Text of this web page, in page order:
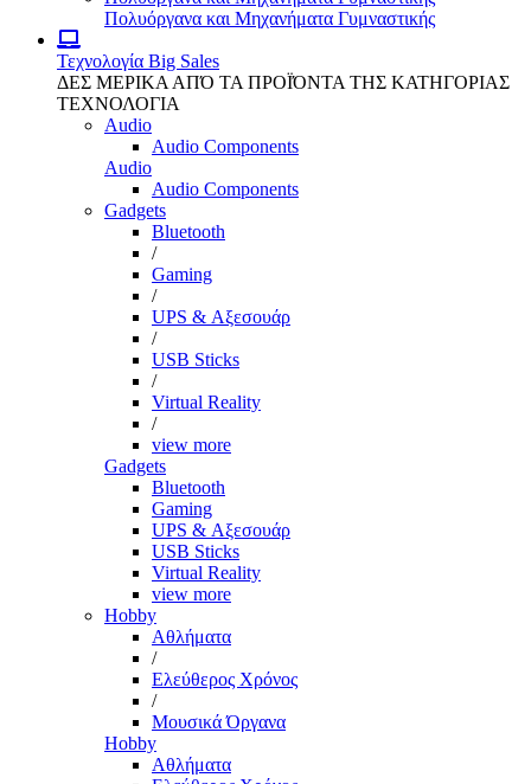
Πολυόργανα και Μηχανήματα Γυμναστικής
Τεχνολογία Big Sales
ΔΕΣ ΜΕΡΙΚΑ ΑΠΌ ΤΑ ΠΡΟΪΌΝΤΑ ΤΗΣ ΚΑΤΗΓΟΡΙΑΣ
ΤΕΧΝΟΛΟΓΙΑ
Audio
Audio Components
Audio
Audio Components
Gadgets
Bluetooth
/
Gaming
/
UPS & Αξεσουάρ
/
USB Sticks
/
Virtual Reality
/
view more
Gadgets
Bluetooth
Gaming
UPS & Αξεσουάρ
USB Sticks
Virtual Reality
view more
Hobby
Αθλήματα
/
Ελεύθερος Χρόνος
/
Μουσικά Όργανα
Hobby
Αθλήματα